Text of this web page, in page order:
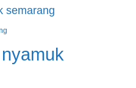
semarang